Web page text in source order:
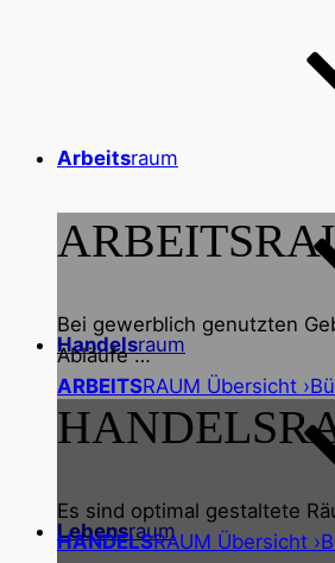
Arbeitsraum
ARBEITS
Bei gewerblich genutzten
Abläufe …
ARBEITSRAUM Übersicht ›
Handelsraum
HANDELS
Es sind optimal gestaltete
HANDELSRAUM Übersicht ›
Lebensraum